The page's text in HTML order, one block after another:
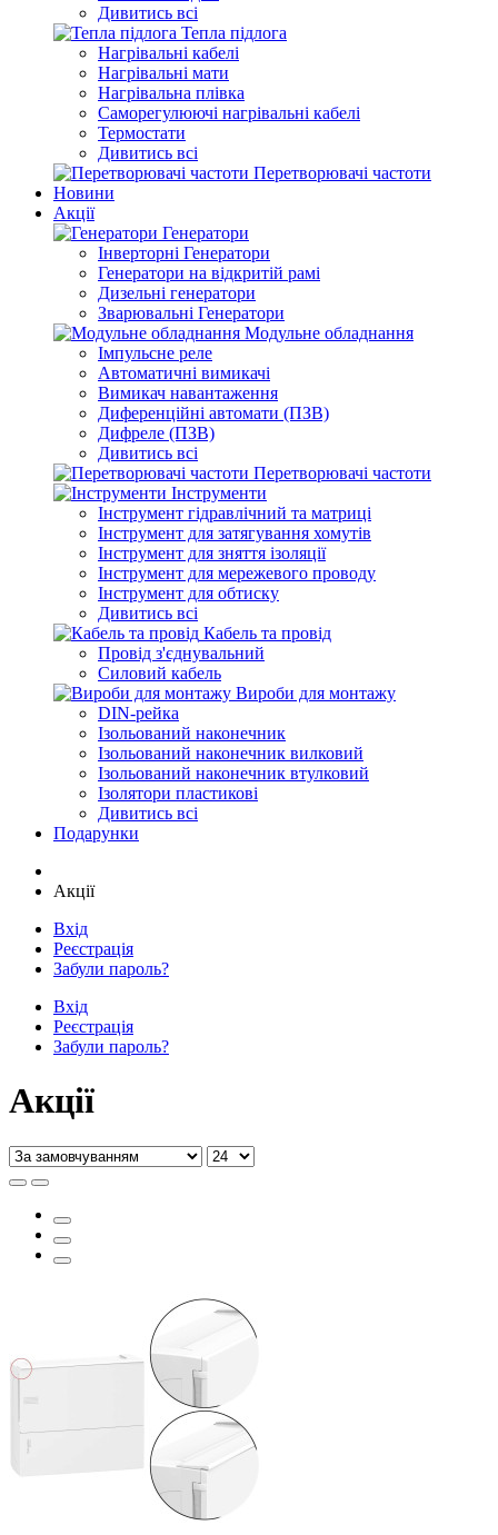
Дивитись всі
Тепла підлога
Нагрівальні кабелі
Нагрівальні мати
Нагрівальна плівка
Саморегулюючі нагрівальні кабелі
Термостати
Дивитись всі
Перетворювачі частоти
Новини
Акції
Генератори
Інверторні Генератори
Генератори на відкритій рамі
Дизельні генератори
Зварювальні Генератори
Модульне обладнання
Імпульсне реле
Автоматичні вимикачі
Вимикач навантаження
Диференційні автомати (ПЗВ)
Дифреле (ПЗВ)
Дивитись всі
Перетворювачі частоти
Інструменти
Інструмент гідравлічний та матриці
Інструмент для затягування хомутів
Інструмент для зняття ізоляції
Інструмент для мережевого проводу
Інструмент для обтиску
Дивитись всі
Кабель та провід
Провід з'єднувальний
Силовий кабель
Вироби для монтажу
DIN-рейка
Ізольований наконечник
Ізольований наконечник вилковий
Ізольований наконечник втулковий
Ізолятори пластикові
Дивитись всі
Подарунки
Акції
Вхід
Реєстрація
Забули пароль?
Вхід
Реєстрація
Забули пароль?
Акції